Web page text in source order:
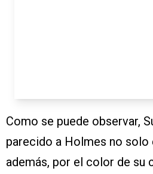
Como se puede observar,
parecido a Holmes no solo
además, por el color de su